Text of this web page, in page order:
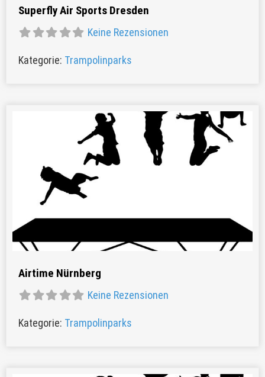
Superfly Air Sports Dresden
Keine Rezensionen
Kategorie: Trampolinparks
Airtime Nürnberg
Keine Rezensionen
Kategorie: Trampolinparks